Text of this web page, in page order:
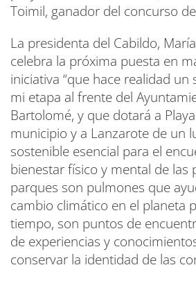
Toimil, ganador del concurso
La presidenta del Cabildo,
celebra la próxima puesta en
iniciativa “que hace realidad un
mi etapa al frente del
Bartolomé, y que dotará a
municipio y a Lanzarote de un
sostenible esencial para el
bienestar físico y mental de las
parques son pulmones que
cambio climático en el planeta
tiempo, son puntos de
de experiencias y
conservar la identidad de las